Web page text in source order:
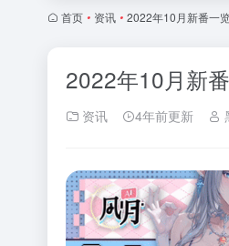
首页 • 资讯 • 2022年10月新番一
2022年10月新
资讯 4年前更新